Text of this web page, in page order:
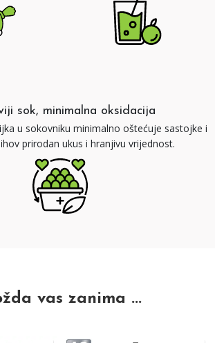
sok, minimalna oksidacija
u sokovniku minimalno oštećuje sastojke i
prirodan ukus i hranjivu vrijednost.
vas zanima ...